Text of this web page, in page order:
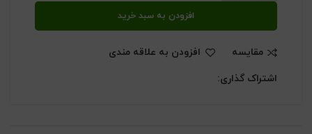
افزودن به سبد خرید
مقایسه
افزودن به علاقه مندی
اشتراک گذاری: